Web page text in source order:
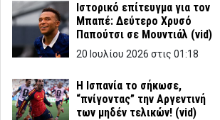
Ιστορικό επίτευγμα για τον
Μπαπέ: Δεύτερο Χρυσό
Παπούτσι σε Μουντιάλ (vid)
20 Ιουλίου 2026 στις 01:18
Η Ισπανία το σήκωσε,
“πνίγοντας” την Αργεντινή
των μηδέν τελικών! (vid)